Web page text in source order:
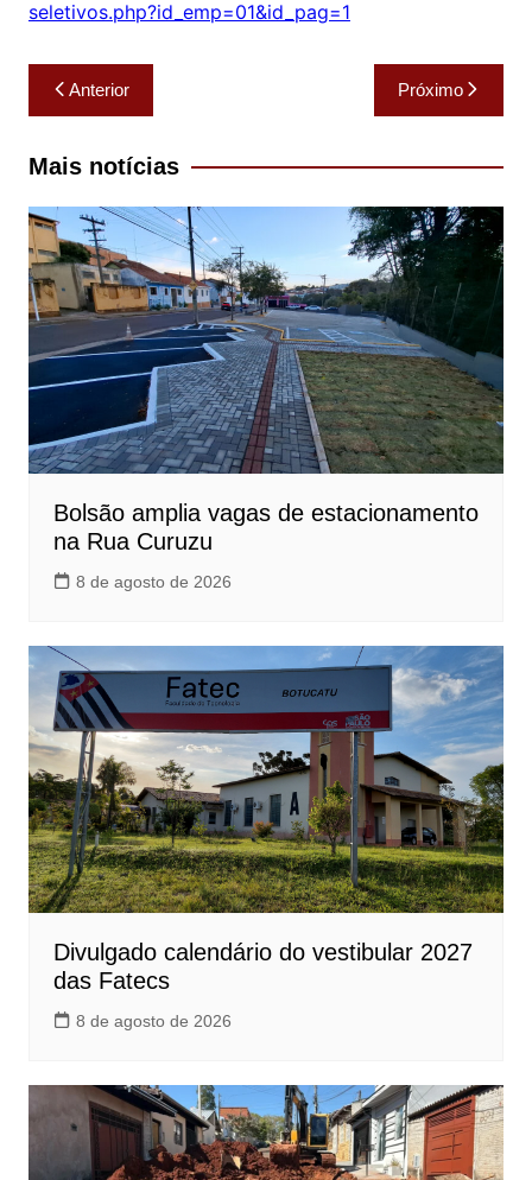
seletivos.php?id_ emp=01&id_pag=1
Navegação
de
Post
Anterior Próximo
Mais notícias
Bolsão amplia vagas de estacionamento
na Rua Curuzu
8 de agosto de 2026
Divulgado calendário do vestibular 2027
das Fatecs
8 de agosto de 2026